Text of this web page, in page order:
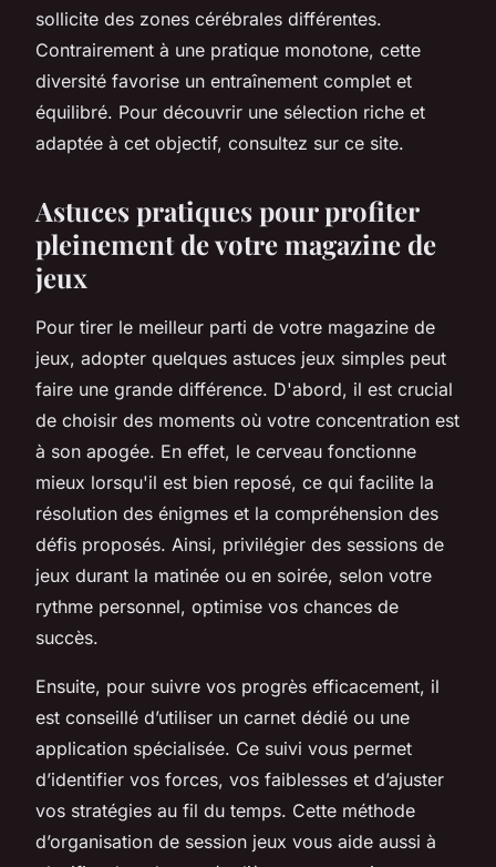
sollicite des zones cérébrales différentes.
Contrairement à une pratique monotone, cette
diversité favorise un entraînement complet et
équilibré. Pour découvrir une sélection riche et
adaptée à cet objectif, consultez sur ce site.
Astuces pratiques pour profiter
pleinement de votre magazine de
jeux
Pour tirer le meilleur parti de votre magazine de
jeux, adopter quelques astuces jeux simples peut
faire une grande différence. D'abord, il est crucial
de choisir des moments où votre concentration est
à son apogée. En effet, le cerveau fonctionne
mieux lorsqu'il est bien reposé, ce qui facilite la
résolution des énigmes et la compréhension des
défis proposés. Ainsi, privilégier des sessions de
jeux durant la matinée ou en soirée, selon votre
rythme personnel, optimise vos chances de
succès.
Ensuite, pour suivre vos progrès efficacement, il
est conseillé d’utiliser un carnet dédié ou une
application spécialisée. Ce suivi vous permet
d’identifier vos forces, vos faiblesses et d’ajuster
vos stratégies au fil du temps. Cette méthode
d’organisation de session jeux vous aide aussi à